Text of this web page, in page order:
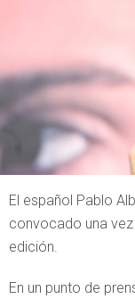
El español Pablo
convocado una vez
edición.
En un punto de